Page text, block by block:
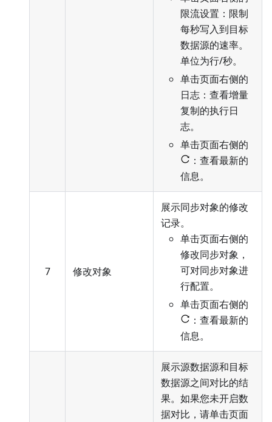
限流设置：限制
每秒写入到目标
数据源的速率。
单位为行/秒。
单击页面右侧的
日志：查看增量
复制的执行日
志。
单击页面右侧的
：查看最新的
信息。
7 修改对象
展示同步对象的修改
记录。
单击页面右侧的
修改同步对象，
可对同步对象进
行配置。
单击页面右侧的
：查看最新的
信息。
展示源数据源和目标
数据源之间对比的结
果。如果您未开启数
据对比，请单击页面